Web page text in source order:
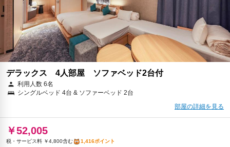
デラックス 4人部屋 ソファベッド2台付
利用人数 6名
シングルベッド 4台 & ソファーベッド 2台
部屋の詳細を見る
￥52,005
税・サービス料 ￥4,800含む
1,416ポイント